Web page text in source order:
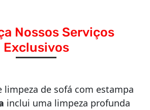
Nossos Serviços
Exclusivos
limpeza de sofá com estampa
inclui uma limpeza profunda